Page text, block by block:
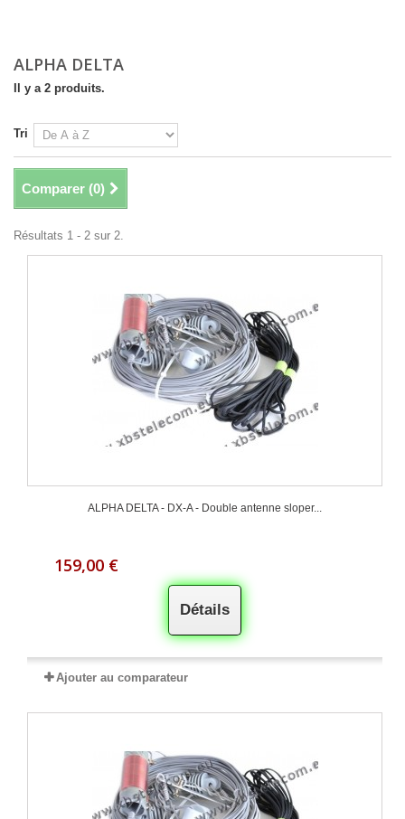
ALPHA DELTA
Il y a 2 produits.
Tri
Comparer (0)
Résultats 1 - 2 sur 2.
ALPHA DELTA - DX-A - Double antenne sloper...
159,00 €
Détails
Ajouter au comparateur